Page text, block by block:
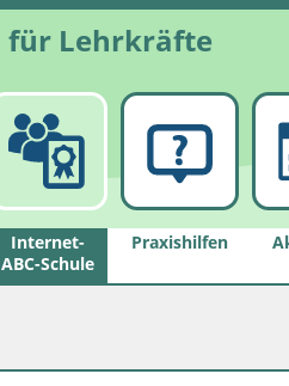
für Lehrkräfte
Internet-
ABC-Schule
Praxishilfen